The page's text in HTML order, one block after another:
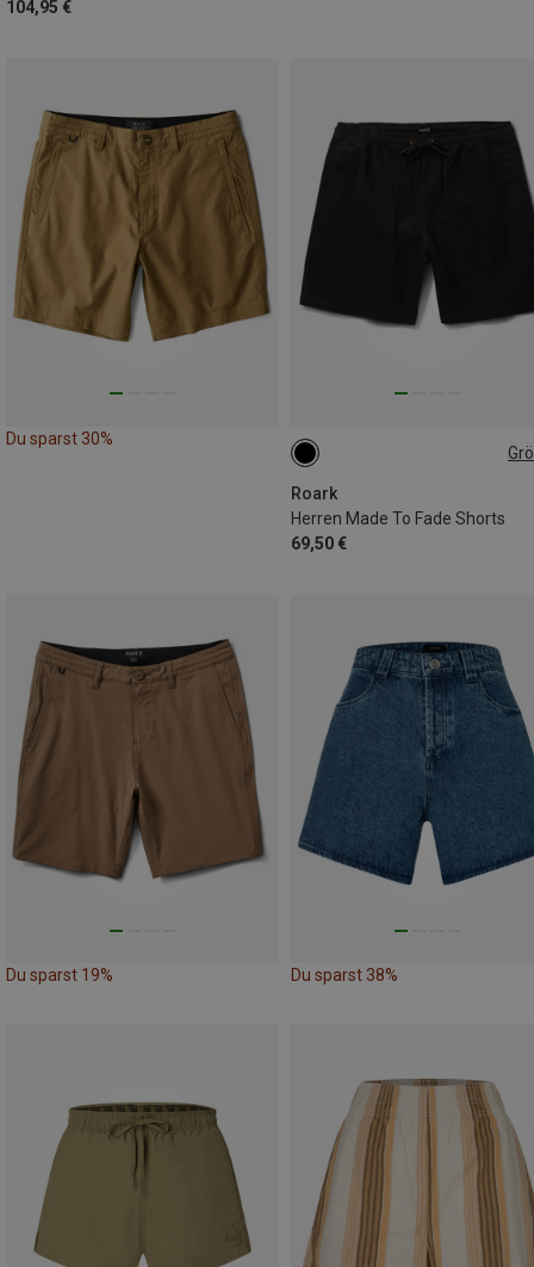
104,95 €
Du sparst 30%
Roark
Herren Made To Fade Shorts
69,50 €
XL
Du sparst 19% Du sparst 38%